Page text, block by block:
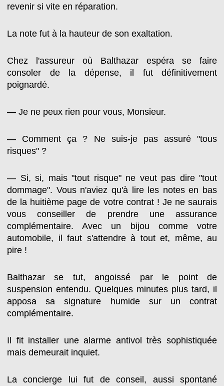
revenir si vite en réparation.
La note fut à la hauteur de son exaltation.
Chez l'assureur où Balthazar espéra se faire
consoler de la dépense, il fut définitivement
poignardé.
— Je ne peux rien pour vous, Monsieur.
— Comment ça ? Ne suis-je pas assuré "tous
risques" ?
— Si, si, mais "tout risque" ne veut pas dire "tout
dommage". Vous n'aviez qu'à lire les notes en bas
de la huitième page de votre contrat ! Je ne saurais
vous conseiller de prendre une assurance
complémentaire. Avec un bijou comme votre
automobile, il faut s'attendre à tout et, même, au
pire !
Balthazar se tut, angoissé par le point de
suspension entendu. Quelques minutes plus tard, il
apposa sa signature humide sur un contrat
complémentaire.
Il fit installer une alarme antivol très sophistiquée
mais demeurait inquiet.
La concierge lui fut de conseil, aussi spontané